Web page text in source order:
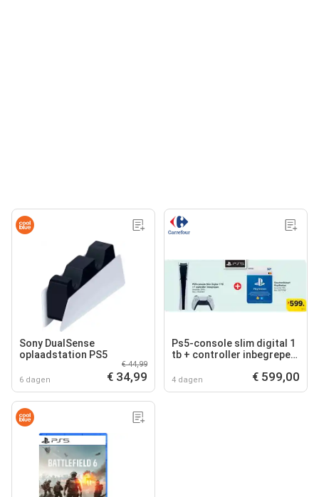
Sony DualSense
oplaadstation PS5
6 dagen
€ 44,99
€ 34,99
Ps5-console slim digital 1
tb + controller inbegrepen
playstation
4 dagen € 599,00